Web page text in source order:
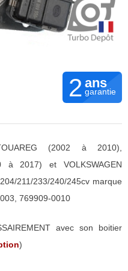
2 ans
garantie
(2002 à 2010),
à 2017) et VOLKSWAGEN
211/233/240/245cv marque
769909-0010
avec son boitier
)